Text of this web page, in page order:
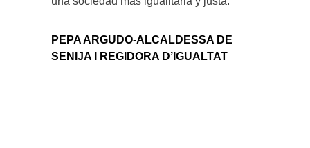
PEPA ARGUDO-ALCALDESSA DE
SENIJA I REGIDORA D’IGUALTAT